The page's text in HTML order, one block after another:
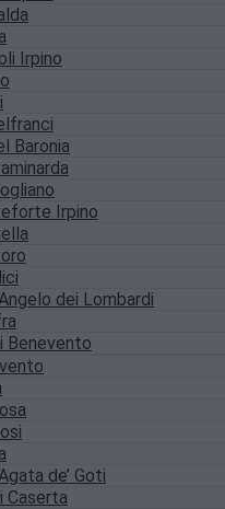
Irpino
Baronia
Irpino
dei Lombardi
Benevento
de’ Goti
Caserta